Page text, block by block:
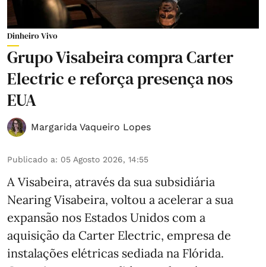
Dinheiro Vivo
Grupo Visabeira compra Carter
Electric e reforça presença nos
EUA
Margarida Vaqueiro Lopes
Publicado a: 05 Agosto 2026, 14:55
A Visabeira, através da sua subsidiária
Nearing Visabeira, voltou a acelerar a sua
expansão nos Estados Unidos com a
aquisição da Carter Electric, empresa de
instalações elétricas sediada na Flórida.